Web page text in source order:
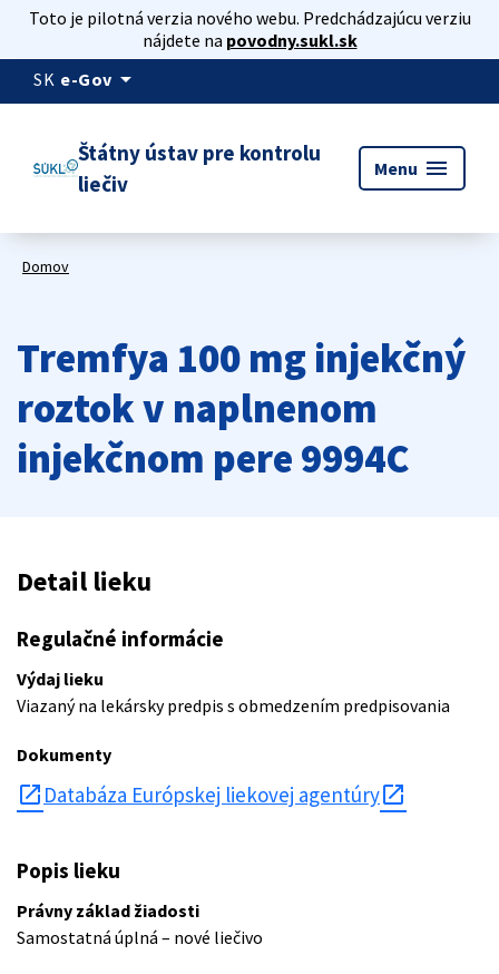
Toto je pilotná verzia nového webu. Predchádzajúcu verziu
nájdete na povodny.sukl.sk
SK e-Gov arrow_drop_down
Štátny ústav pre kontrolu
liečiv
Menu menu
Domov
Tremfya 100 mg injekčný
roztok v naplnenom
injekčnom pere 9994C
Detail lieku
Regulačné informácie
Výdaj lieku
Viazaný na lekársky predpis s obmedzením predpisovania
Dokumenty
open_in_new Databáza Európskej liekovej agentúry
Popis lieku
Právny základ žiadosti
Samostatná úplná – nové liečivo